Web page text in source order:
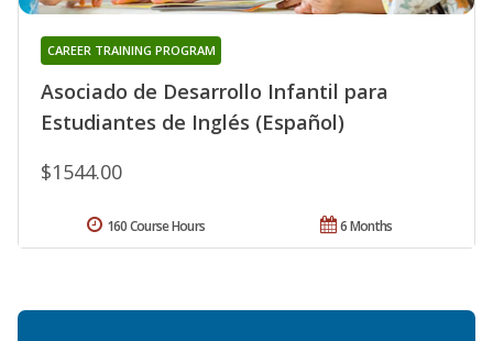
Asociado de Desarrollo Infantil para
Estudiantes de Inglés (Español)
CAREER TRAINING PROGRAM
$1544.00
6 Months
160 Course Hours